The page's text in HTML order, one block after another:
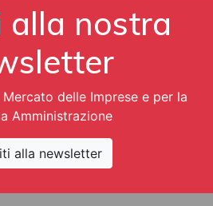
alla nostra
delle Imprese e per la
Amministrazione
alla newsletter